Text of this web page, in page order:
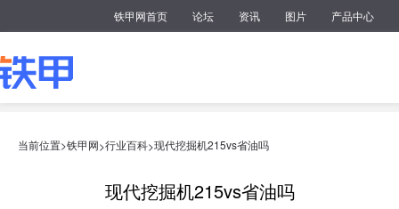
铁甲网首页 论坛 资讯 图片 产品中心
当前位置>铁甲网>行业百科>现代挖掘机215vs省油吗
现代挖掘机215vs省油吗